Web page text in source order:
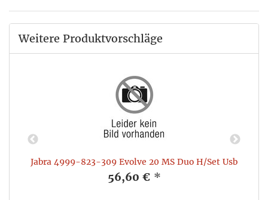
Weitere Produktvorschläge
Jabra 4999-823-309 Evolve 20 MS Duo H/Set Usb
56,60 € *